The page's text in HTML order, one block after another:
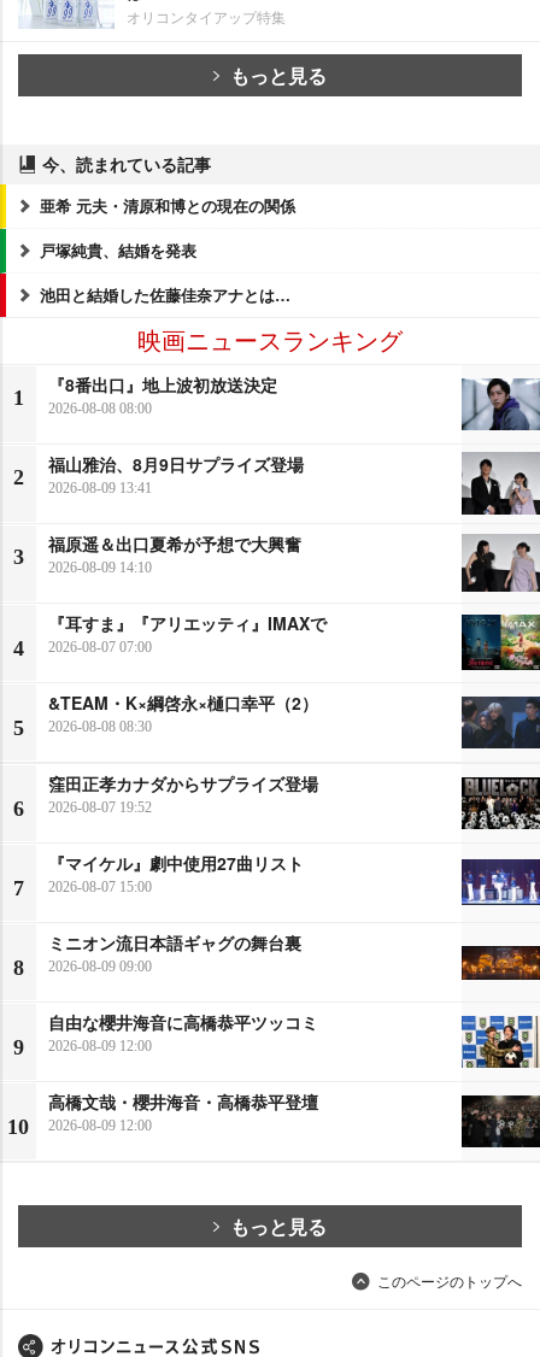
オリコンタイアップ特集
もっと見る
今、読まれている記事
亜希 元夫・清原和博との現在の関係
戸塚純貴、結婚を発表
池田と結婚した佐藤佳奈アナとは…
映画ニュースランキング
1
『8番出口』地上波初放送決定
2026-08-08 08:00
2
福山雅治、8月9日サプライズ登場
2026-08-09 13:41
3
福原遥＆出口夏希が予想で大興奮
2026-08-09 14:10
4
『耳すま』『アリエッティ』IMAXで
2026-08-07 07:00
5
&TEAM・K×綱啓永×樋口幸平（2）
2026-08-08 08:30
6
窪田正孝カナダからサプライズ登場
2026-08-07 19:52
7
『マイケル』劇中使用27曲リスト
2026-08-07 15:00
8
ミニオン流日本語ギャグの舞台裏
2026-08-09 09:00
9
自由な櫻井海音に高橋恭平ツッコミ
2026-08-09 12:00
10
高橋文哉・櫻井海音・高橋恭平登壇
2026-08-09 12:00
もっと見る
このページのトップへ